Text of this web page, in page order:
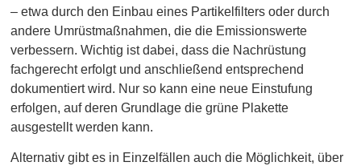
– etwa durch den Einbau eines Partikelfilters oder durch
andere Umrüstmaßnahmen, die die Emissionswerte
verbessern. Wichtig ist dabei, dass die Nachrüstung
fachgerecht erfolgt und anschließend entsprechend
dokumentiert wird. Nur so kann eine neue Einstufung
erfolgen, auf deren Grundlage die grüne Plakette
ausgestellt werden kann.
Alternativ gibt es in Einzelfällen auch die Möglichkeit, über